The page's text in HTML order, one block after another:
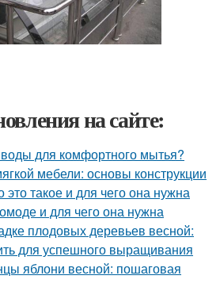
на сайте:
для комфортного мытья?
мебели: основы конструкции
это такое и для чего она нужна
и для чего она нужна
плодовых деревьев весной:
для успешного выращивания
яблони весной: пошаговая